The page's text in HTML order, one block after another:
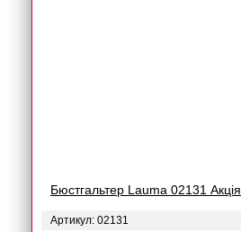
Бюстгальтер Lauma 02131 Акція
Артикул: 02131